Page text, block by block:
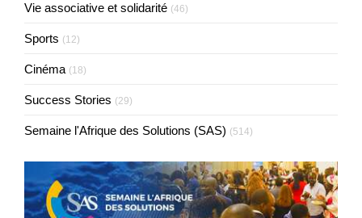
Vie associative et solidarité (46)
Sports (12)
Cinéma (18)
Success Stories (29)
Semaine l'Afrique des Solutions (SAS) (514)